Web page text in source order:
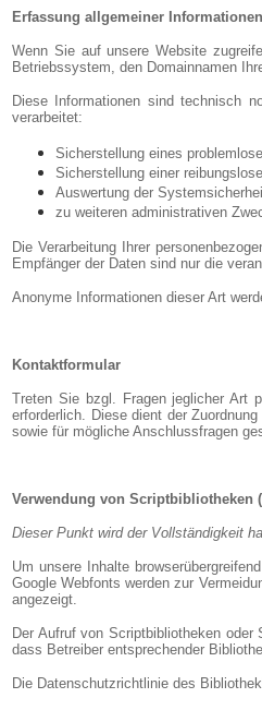
Erfassung allgemeiner
Wenn Sie auf unsere Website
Betriebssystem, den Domainnamen
Diese Informationen sind technisch
verarbeitet:
Sicherstellung eines
Sicherstellung einer
Auswertung der
zu weiteren administrativen
Die Verarbeitung Ihrer
Empfänger der Daten sind nur die
Anonyme Informationen dieser Art
Kontaktformular
Treten Sie bzgl. Fragen jeglicher Art
erforderlich. Diese dient der
sowie für mögliche Anschlussfragen
Verwendung von Scriptbibliotheken
Dieser Punkt wird der Vollständigkeit
Um unsere Inhalte
Google Webfonts werden zur
angezeigt.
Der Aufruf von Scriptbibliotheken
dass Betreiber entsprechender
Die Datenschutzrichtlinie des